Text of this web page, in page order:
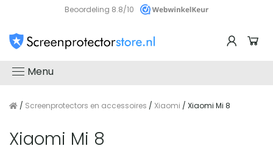
Beoordeling 8.8/10
Menu
/ Screenprotectors en accessoires / Xiaomi / Xiaomi Mi 8
Xiaomi Mi 8